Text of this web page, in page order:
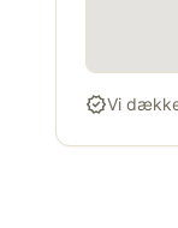
verifiedVi